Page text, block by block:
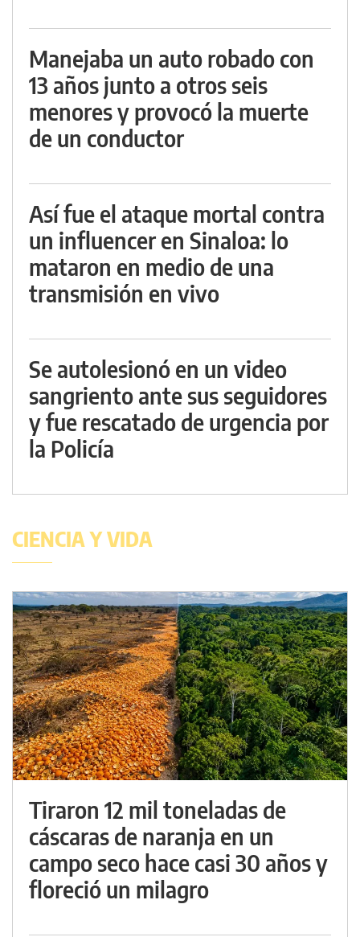
Manejaba un auto robado con
13 años junto a otros seis
menores y provocó la muerte
de un conductor
Así fue el ataque mortal contra
un influencer en Sinaloa: lo
mataron en medio de una
transmisión en vivo
Se autolesionó en un video
sangriento ante sus seguidores
y fue rescatado de urgencia por
la Policía
CIENCIA Y VIDA
Tiraron 12 mil toneladas de
cáscaras de naranja en un
campo seco hace casi 30 años y
floreció un milagro